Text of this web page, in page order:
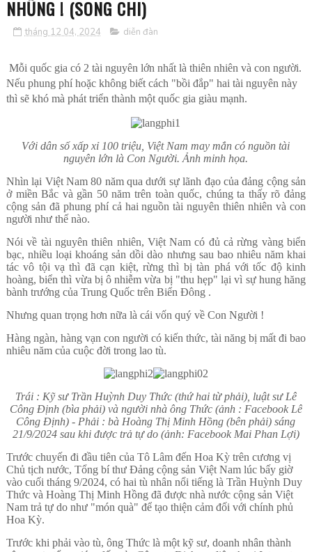
NHŨNG ! (SONG CHI)
tháng 12 04, 2024 diễn đàn
Mỗi quốc gia có 2 tài nguyên lớn nhất là thiên nhiên và con người.
Nếu phung phí hoặc không biết cách "bồi đắp" hai tài nguyên này
thì sẽ khó mà phát triển thành một quốc gia giàu mạnh.
Với dân số xấp xỉ 100 triệu, Việt Nam may mắn có nguồn tài
nguyên lớn là Con Người. Ảnh minh họa.
Nhìn lại Việt Nam 80 năm qua dưới sự lãnh đạo của đảng cộng sản
ở miền Bắc và gần 50 năm trên toàn quốc, chúng ta thấy rõ đảng
cộng sản đã phung phí cả hai nguồn tài nguyên thiên nhiên và con
người như thế nào.
Nói về tài nguyên thiên nhiên, Việt Nam có đủ cả rừng vàng biển
bạc, nhiều loại khoáng sản dồi dào nhưng sau bao nhiêu năm khai
tác vô tội vạ thì đã cạn kiệt, rừng thì bị tàn phá với tốc độ kinh
hoàng, biển thì vừa bị ô nhiễm vừa bị "thu hẹp" lại vì sự hung hăng
bành trướng của Trung Quốc trên Biển Đông .
Nhưng quan trọng hơn nữa là cái vốn quý về Con Người !
Hàng ngàn, hàng vạn con người có kiến thức, tài năng bị mất đi bao
nhiêu năm của cuộc đời trong lao tù.
Trái : Kỹ sư Trần Huỳnh Duy Thức (thứ hai từ phải), luật sư Lê
Công Định (bìa phải) và người nhà ông Thức (ảnh : Facebook Lê
Công Định) - Phải : bà Hoàng Thị Minh Hồng (bên phải) sáng
21/9/2024 sau khi được trả tự do (ảnh: Facebook Mai Phan Lợi)
Trước chuyến đi đầu tiên của Tô Lâm đến Hoa Kỳ trên cương vị
Chủ tịch nước, Tổng bí thư Đảng cộng sản Việt Nam lúc bấy giờ
vào cuối tháng 9/2024, có hai tù nhân nổi tiếng là Trần Huỳnh Duy
Thức và Hoàng Thị Minh Hồng đã được nhà nước cộng sản Việt
Nam trả tự do như "món quà" để tạo thiện cảm đối với chính phủ
Hoa Kỳ.
Trước khi phải vào tù, ông Thức là một kỹ sư, doanh nhân thành